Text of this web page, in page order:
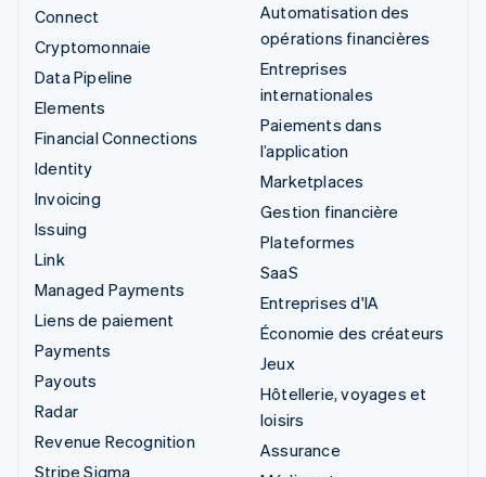
Connect
Cryptomonnaie
Data Pipeline
Elements
Financial Connections
Identity
Invoicing
Issuing
Link
Managed Payments
Liens de paiement
Payments
Payouts
Radar
Revenue Recognition
Stripe Sigma
Automatisation des
opérations financières
Entreprises
internationales
Paiements dans
l’application
Marketplaces
Gestion financière
Plateformes
SaaS
Entreprises d'IA
Économie des créateurs
Jeux
Hôtellerie, voyages et
loisirs
Assurance